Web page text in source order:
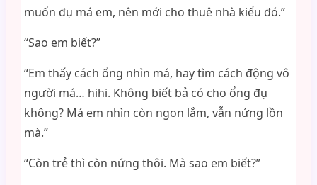
muốn đụ má em, nên mới cho thuê nhà kiểu đó.”
“Sao em biết?”
“Em thấy cách ổng nhìn má, hay tìm cách động vô
người má… hihi. Không biết bả có cho ổng đụ
không? Má em nhìn còn ngon lắm, vẫn nứng lồn
mà.”
“Còn trẻ thì còn nứng thôi. Mà sao em biết?”